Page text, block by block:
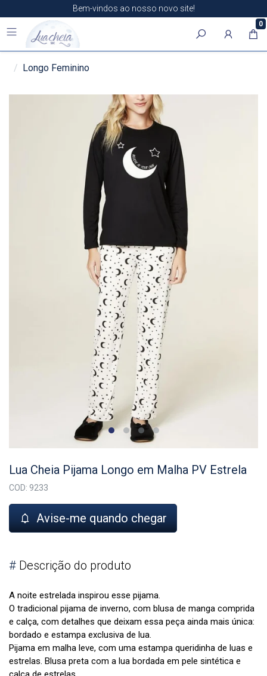
Bem-vindos ao nosso novo site!
0
Longo Feminino
Lua Cheia Pijama Longo em Malha PV Estrela
COD: 9233
Avise-me quando chegar
# Descrição do produto
A noite estrelada inspirou esse pijama.
O tradicional pijama de inverno, com blusa de manga comprida
e calça, com detalhes que deixam essa peça ainda mais única:
bordado e estampa exclusiva de lua.
Pijama em malha leve, com uma estampa queridinha de luas e
estrelas. Blusa preta com a lua bordada em pele sintética e